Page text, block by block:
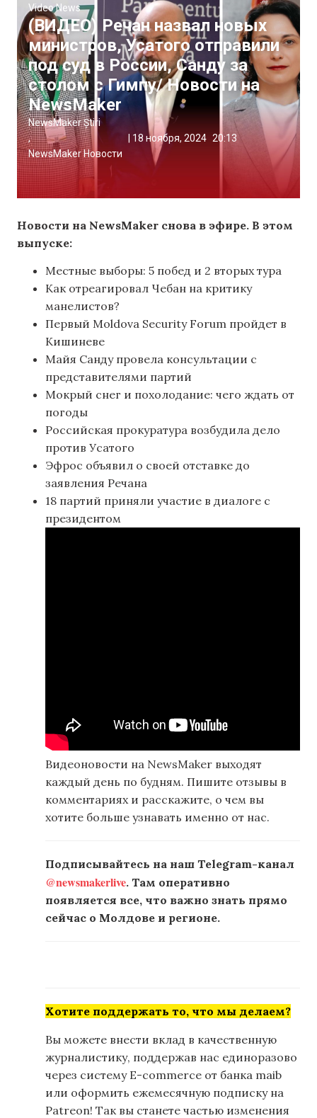
Video News
(ВИДЕО) Речан назвал новых
министров, Усатого отправили
под суд в России, Санду за
столом с Гимпу/ Новости на
NewsMaker
NewsMaker Știri
,
NewsMaker Новости
18 ноября, 2024 20:13
Новости на NewsMaker снова в эфире. В этом
выпуске:
Местные выборы: 5 побед и 2 вторых тура
Как отреагировал Чебан на критику
манелистов?
Первый Moldova Security Forum пройдет в
Кишиневе
Майя Cанду провела консультации с
представителями партий
Мокрый снег и похолодание: чего ждать от
погоды
Российская прокуратура возбудила дело
против Усатого
Эфрос объявил о своей отставке до
заявления Речана
18 партий приняли участие в диалоге с
президентом
Видеоновости на NewsMaker выходят
каждый день по будням. Пишите отзывы в
комментариях и расскажите, о чем вы
хотите больше узнавать именно от нас.
Подписывайтесь на наш Telegram-канал
@newsmakerlive. Там оперативно
появляется все, что важно знать прямо
сейчас о Молдове и регионе.
Хотите поддержать то, что мы делаем?
Вы можете внести вклад в качественную
журналистику, поддержав нас единоразово
через систему E-commerce от банка maib
или оформить ежемесячную подписку на
Patreon! Так вы станете частью изменения